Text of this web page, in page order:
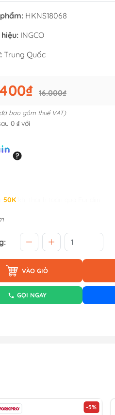
HKNS18068
INGCO
Trung Quốc
16.000₫
bao gồm thuế VAT)
0 ₫ với
50K
VÀO GIỎ
GỌI NGAY
-5%